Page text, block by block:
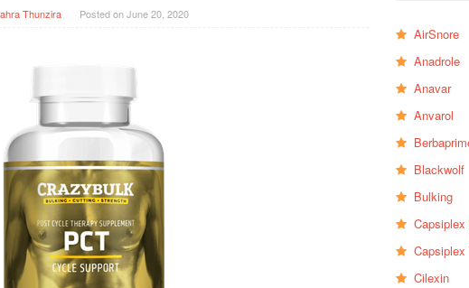
Thunzira Posted onJune 20, 2020
AirSnore
Anadrole
Anavar
Anvarol
Blackwolf
Bulking
Capsiplex
Capsiplex
Cilexin